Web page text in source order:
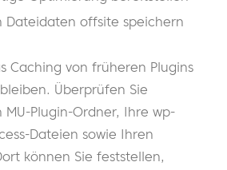
Dateidaten offsite speichern
Caching von früheren Plugins
Überprüfen Sie
Plugin-Ordner, Ihre wp-
Dateien sowie Ihren
können Sie feststellen,